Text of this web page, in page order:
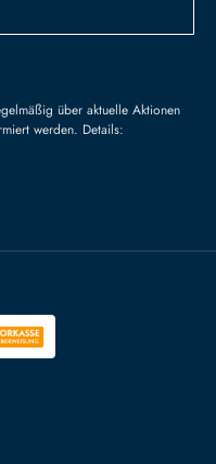
über aktuelle Aktionen
werden. Details: